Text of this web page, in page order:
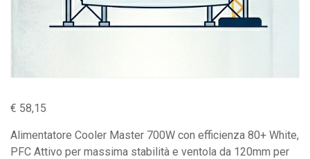
€ 58,15
Alimentatore Cooler Master 700W con efficienza 80+ White,
PFC Attivo per massima stabilità e ventola da 120mm per